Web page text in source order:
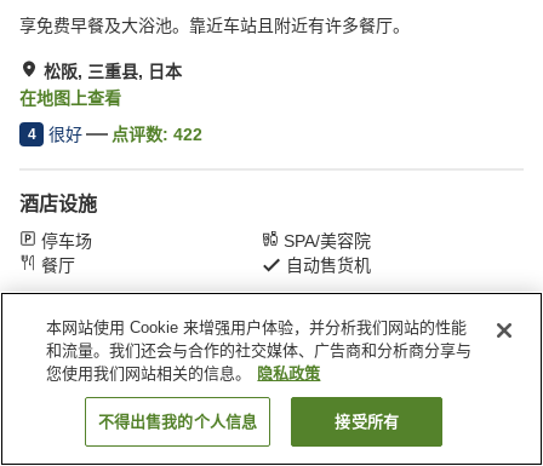
享免费早餐及大浴池。靠近车站且附近有许多餐厅。
松阪, 三重县, 日本
在地图上查看
4 很好 点评数: 422
酒店设施
停车场
SPA/美容院
餐厅
自动售货机
首页 日本 三重县 松阪 露樱酒店（松阪站东店）
搜索客房
本网站使用 Cookie 来增强用户体验，并分析我们网站的性能
和流量。我们还会与合作的社交媒体、广告商和分析商分享与
您使用我们网站相关的信息。
隐私政策
不得出售我的个人信息 接受所有